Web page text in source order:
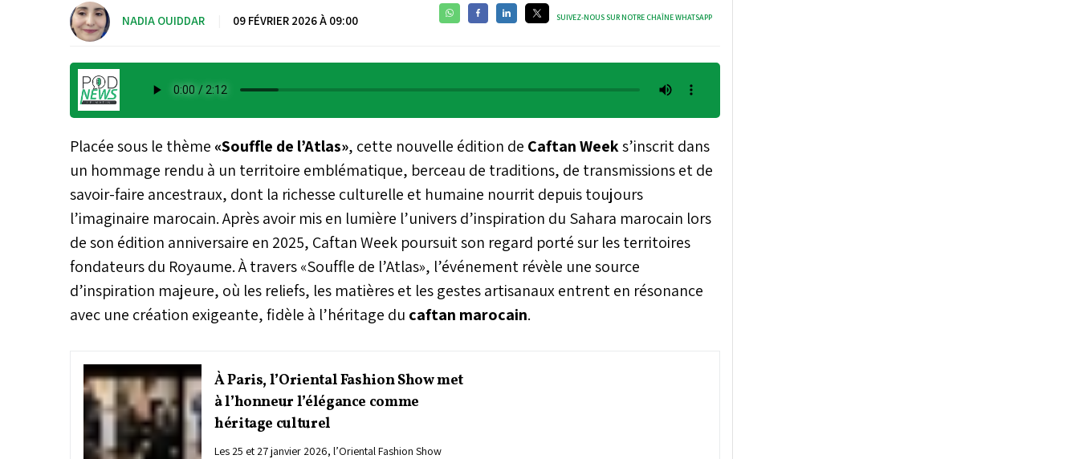
NADIA OUIDDAR 09 FÉVRIER 2026 À 09:00 SUIVEZ-NOUS SUR NOTRE CHAÎNE WHATSAPP
Placée sous le thème «Souffle de l’Atlas», cette nouvelle édition de Caftan Weeks’inscrit dans
un hommage rendu à un territoire emblématique, berceau de traditions, de transmissions et de
savoir-faire ancestraux, dont la richesse culturelle et humaine nourrit depuis toujours
l’imaginaire marocain. Après avoir mis en lumière l’univers d’inspiration du Sahara marocain lors
de son édition anniversaire en 2025, Caftan Week poursuit son regard porté sur les territoires
fondateurs du Royaume. À travers «Souffle de l’Atlas», l’événement révèle une source
d’inspiration majeure, où les reliefs, les matières et les gestes artisanaux entrent en résonance
avec une création exigeante, fidèle à l’héritage du caftan marocain.
À Paris, l’Oriental Fashion Show met
à l’honneur l’élégance comme
héritage culturel
Les 25 et 27 janvier 2026, l’Oriental Fashion Show